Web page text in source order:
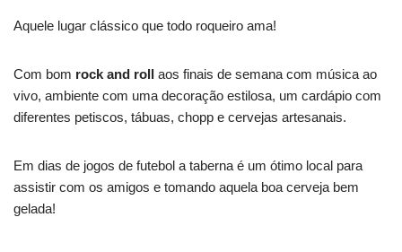
Aquele lugar clássico que todo roqueiro ama!
Com bom rock and roll aos finais de semana com música ao
vivo, ambiente com uma decoração estilosa, um cardápio com
diferentes petiscos, tábuas, chopp e cervejas artesanais.
Em dias de jogos de futebol a taberna é um ótimo local para
assistir com os amigos e tomando aquela boa cerveja bem
gelada!